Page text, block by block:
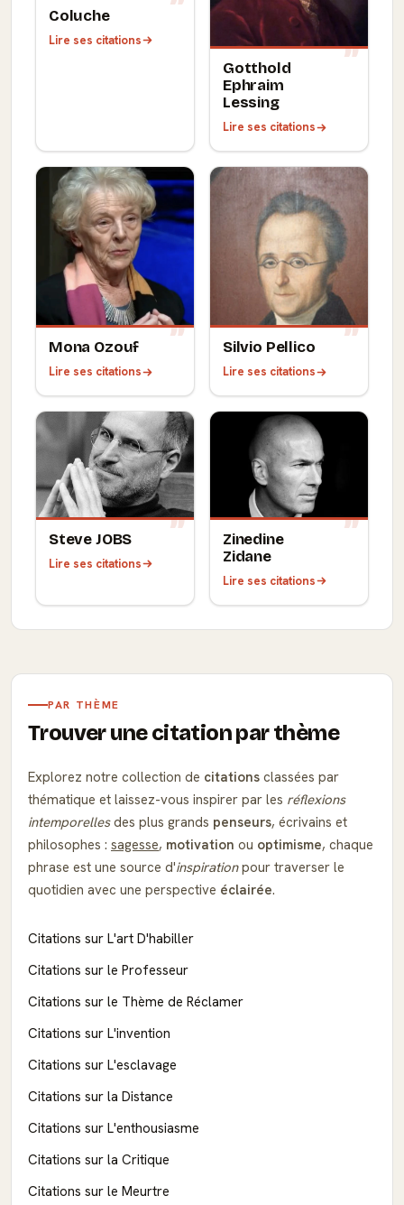
Coluche
Lire ses citations
Gotthold
Ephraim
Lessing
Lire ses citations
Mona Ozouf
Lire ses citations
Silvio Pellico
Lire ses citations
Steve JOBS
Lire ses citations
Zinedine
Zidane
Lire ses citations
PAR THÈME
Trouver une citation par thème
Explorez notre collection de citations classées par
thématique et laissez-vous inspirer par les réflexions
intemporellesdes plus grands penseurs, écrivains et
philosophes : sagesse, motivation ou optimisme, chaque
phrase est une source d'inspirationpour traverser le
quotidien avec une perspective éclairée.
Citations sur L'art D'habiller
Citations sur le Professeur
Citations sur le Thème de Réclamer
Citations sur L'invention
Citations sur L'esclavage
Citations sur la Distance
Citations sur L'enthousiasme
Citations sur la Critique
Citations sur le Meurtre